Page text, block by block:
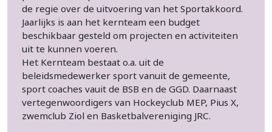
de regie over de uitvoering van het Sportakkoord.
Jaarlijks is aan het kernteam een budget
beschikbaar gesteld om projecten en activiteiten
uit te kunnen voeren.
Het Kernteam bestaat o.a. uit de
beleidsmedewerker sport vanuit de gemeente,
sport coaches vauit de BSB en de GGD. Daarnaast
vertegenwoordigers van Hockeyclub MEP, Pius X,
zwemclub Ziol en Basketbalvereniging JRC.